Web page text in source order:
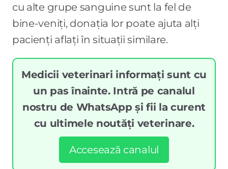
cu alte grupe sanguine sunt la fel de
bine-veniți, donația lor poate ajuta alți
pacienți aflați în situații similare.
Medicii veterinari informați sunt cu
un pas înainte. Intră pe canalul
nostru de WhatsApp și fii la curent
cu ultimele noutăți veterinare.
Accesează canalul